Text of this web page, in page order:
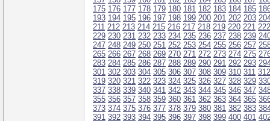
175 176 177 178 179 180 181 182 183 184 185
193 194 195 196 197 198 199 200 201 202 203
211 212 213 214 215 216 217 218 219 220 221 222
229 230 231 232 233 234 235 236 237 238 239
247 248 249 250 251 252 253 254 255 256 257
265 266 267 268 269 270 271 272 273 274 275
283 284 285 286 287 288 289 290 291 292 293
301 302 303 304 305 306 307 308 309 310 311 312
319 320 321 322 323 324 325 326 327 328 329
337 338 339 340 341 342 343 344 345 346 347
355 356 357 358 359 360 361 362 363 364 365
373 374 375 376 377 378 379 380 381 382 383
391 392 393 394 395 396 397 398 399 400 401